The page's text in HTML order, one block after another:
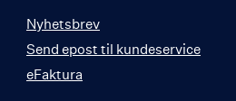
Nyhetsbrev
Send epost til kundeservice
eFaktura